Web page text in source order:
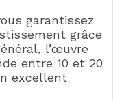
garantissez
grâce
l’œuvre
entre 10 et 20
excellent